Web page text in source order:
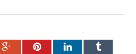
Google+PinterestLinkedInTumblr